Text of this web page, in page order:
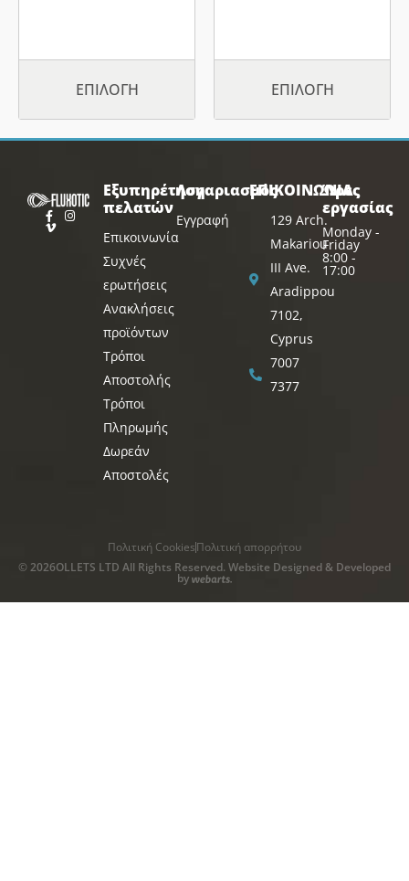
ΕΠΙΛΟΓΉ ΕΠΙΛΟΓΉ
Εξυπηρέτηση
πελατών
Επικοινωνία
Συχνές
ερωτήσεις
Ανακλήσεις
προϊόντων
Τρόποι
Αποστολής
Τρόποι
Πληρωμής
Δωρεάν
Αποστολές
Λογαριασμός
Εγγραφή
ΕΠΙΚΟΙΝΩΝΙΑ
129 Arch.
Makariou
III Ave.
Aradippou
7102,
Cyprus
7007
7377
Ώρες
εργασίας
Monday -
Friday
8:00 -
17:00
© 2026OLLETS LTD All Rights Reserved. Website Designed & Developed
by
Πολιτική CookiesΠολιτική απορρήτου